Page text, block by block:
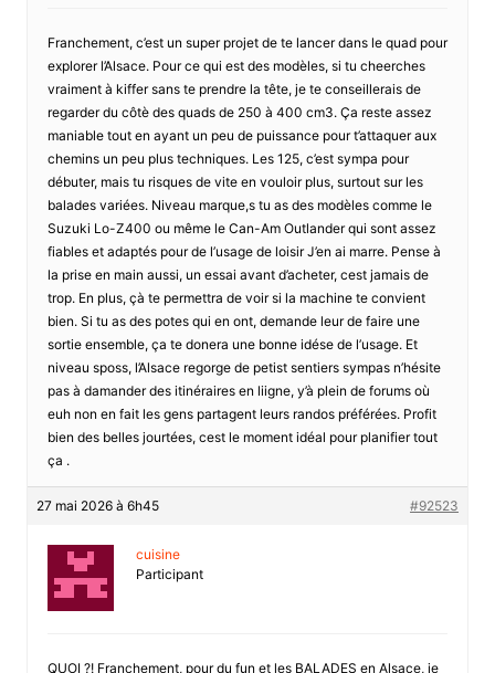
Franchement, c’est un super projet de te lancer dans le quad pour
explorer l’Alsace. Pour ce qui est des modèles, si tu cheerches
vraiment à kiffer sans te prendre la tête, je te conseillerais de
regarder du côtè des quads de 250 à 400 cm3. Ça reste assez
maniable tout en ayant un peu de puissance pour t’attaquer aux
chemins un peu plus techniques. Les 125, c’est sympa pour
débuter, mais tu risques de vite en vouloir plus, surtout sur les
balades variées. Niveau marque,s tu as des modèles comme le
Suzuki Lo-Z400 ou même le Can-Am Outlander qui sont assez
fiables et adaptés pour de l’usage de loisir J’en ai marre. Pense à
la prise en main aussi, un essai avant d’acheter, cest jamais de
trop. En plus, çà te permettra de voir si la machine te convient
bien. Si tu as des potes qui en ont, demande leur de faire une
sortie ensemble, ça te donera une bonne idése de l’usage. Et
niveau sposs, l’Alsace regorge de petist sentiers sympas n’hésite
pas à damander des itinéraires en liigne, y’à plein de forums où
euh non en fait les gens partagent leurs randos préférées. Profit
bien des belles jourtées, cest le moment idéal pour planifier tout
ça .
27 mai 2026 à 6h45 #92523
cuisine
Participant
QUOI ?! Franchement, pour du fun et les BALADES en Alsace, je